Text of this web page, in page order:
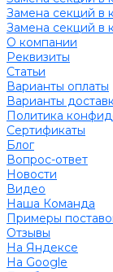
Замена секций в
Замена секций в
О компании
Реквизиты
Статьи
Варианты оплаты
Варианты
Политика
Сертификаты
Блог
Вопрос-ответ
Новости
Видео
Наша Команда
Примеры
Отзывы
На Яндексе
На Google